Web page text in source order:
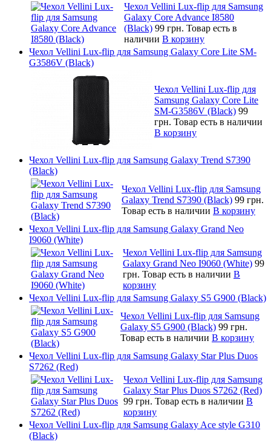
Чехол Vellini Lux-flip для Samsung
Galaxy Core Advance I8580
(Black) 99 грн. Товар есть в
наличии В корзину
Чехол Vellini Lux-flip для Samsung Galaxy Core Lite SM-
G3586V (Black)
Чехол Vellini Lux-flip для
Samsung Galaxy Core Lite
SM-G3586V (Black) 99
грн. Товар есть в наличии
В корзину
Чехол Vellini Lux-flip для Samsung Galaxy Trend S7390
(Black)
Чехол Vellini Lux-flip для Samsung
Galaxy Trend S7390 (Black) 99 грн.
Товар есть в наличии В корзину
Чехол Vellini Lux-flip для Samsung Galaxy Grand Neo
I9060 (White)
Чехол Vellini Lux-flip для Samsung
Galaxy Grand Neo I9060 (White) 99
грн. Товар есть в наличии В
корзину
Чехол Vellini Lux-flip для Samsung Galaxy S5 G900 (Black)
Чехол Vellini Lux-flip для Samsung
Galaxy S5 G900 (Black) 99 грн.
Товар есть в наличии В корзину
Чехол Vellini Lux-flip для Samsung Galaxy Star Plus Duos
S7262 (Red)
Чехол Vellini Lux-flip для Samsung
Galaxy Star Plus Duos S7262 (Red)
99 грн. Товар есть в наличии В
корзину
Чехол Vellini Lux-flip для Samsung Galaxy Ace style G310
(Black)